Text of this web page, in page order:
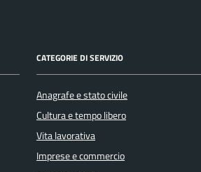
CATEGORIE DI SERVIZIO
Anagrafe e stato civile
Cultura e tempo libero
Vita lavorativa
Imprese e commercio